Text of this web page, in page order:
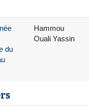
du
Hammou
Ouali Yassin